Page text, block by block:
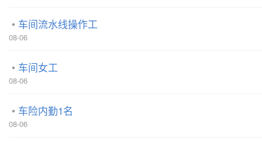
车间流水线操作工
08-06
车间女工
08-06
车险内勤1名
08-06